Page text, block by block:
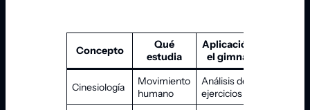
Concepto
Qué
estudia
Aplicación en
el gimnasio
Cinesiología
Movimiento
humano
Análisis de
ejercicios